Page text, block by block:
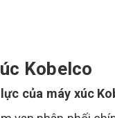
Kobelco
của máy xúc